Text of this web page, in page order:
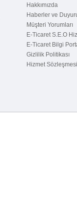
Hakkımızda
Haberler ve
Müşteri Yorumları
E-Ticaret S.E.O
E-Ticaret Bilgi
Gizlilik Politikası
Hizmet Sözleşmesi